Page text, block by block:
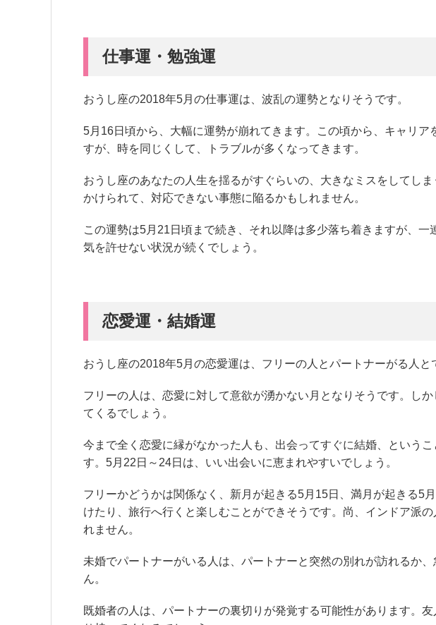
仕事運・勉強運
おうし座の2018年5月の仕事運は、波乱の運勢となりそうです。
5月16日頃から、大幅に運勢が崩れてきます。この頃から、キャリ
すが、時を同じくして、トラブルが多くなってきます。
おうし座のあなたの人生を揺るがすぐらいの、大きなミスをしてし
かけられて、対応できない事態に陥るかもしれません。
この運勢は5月21日頃まで続き、それ以降は多少落ち着きますが、
気を許せない状況が続くでしょう。
恋愛運・結婚運
おうし座の2018年5月の恋愛運は、フリーの人とパートナーがる人と
フリーの人は、恋愛に対して意欲が湧かない月となりそうです。し
てくるでしょう。
今まで全く恋愛に縁がなかった人も、出会ってすぐに結婚、という
す。5月22日～24日は、いい出会いに恵まれやすいでしょう。
フリーかどうかは関係なく、新月が起きる5月15日、満月が起きる5
けたり、旅行へ行くと楽しむことができそうです。尚、インドア派
れません。
未婚でパートナーがいる人は、パートナーと突然の別れが訪れるか
ん。
既婚者の人は、パートナーの裏切りが発覚する可能性があります。